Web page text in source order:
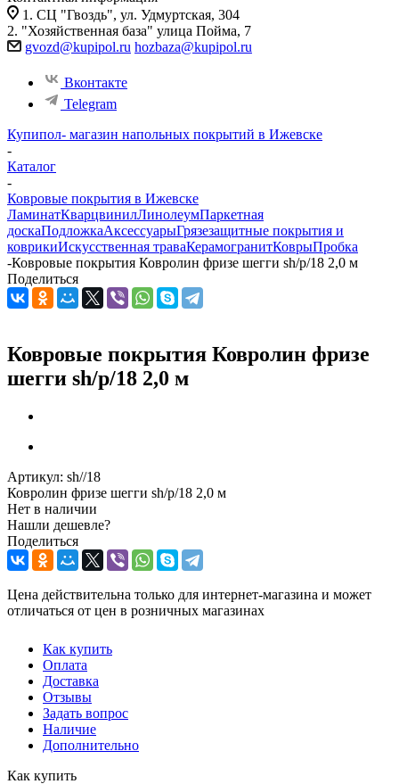
1. СЦ "Гвоздь", ул. Удмуртская, 304
2. "Хозяйственная база" улица Пойма, 7
gvozd@kupipol.ru hozbaza@kupipol.ru
Вконтакте
Telegram
Купипол- магазин напольных покрытий в Ижевске
-
Каталог
-
Ковровые покрытия в Ижевске
ЛаминатКварцвинилЛинолеумПаркетная
доскаПодложкаАксессуарыГрязезащитные покрытия и
коврикиИскусственная траваКерамогранитКоврыПробка
-Ковровые покрытия Ковролин фризе шегги sh/p/18 2,0 м
Поделиться
Ковровые покрытия Ковролин фризе
шегги sh/p/18 2,0 м
Артикул: sh//18
Ковролин фризе шегги sh/p/18 2,0 м
Нет в наличии
Нашли дешевле?
Поделиться
Цена действительна только для интернет-магазина и может
отличаться от цен в розничных магазинах
Как купить
Оплата
Доставка
Отзывы
Задать вопрос
Наличие
Дополнительно
Как купить